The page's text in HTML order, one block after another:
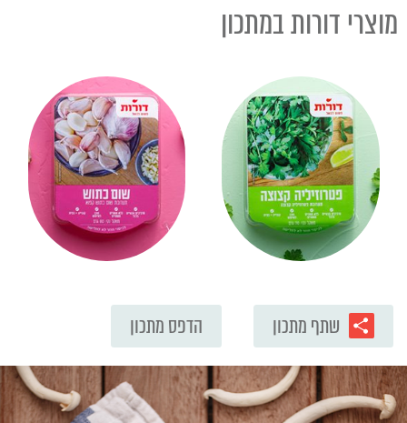
מוצרי דורות במתכון
הדפס מתכון שתף מתכון